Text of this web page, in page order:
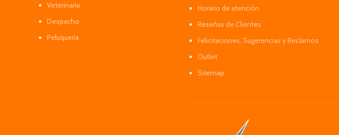
Veterinaria
Despacho
Peluquería
Horario de atención
Reseñas de Clientes
Felicitaciones, Sugerencias y Reclamos
Outlet
Sitemap